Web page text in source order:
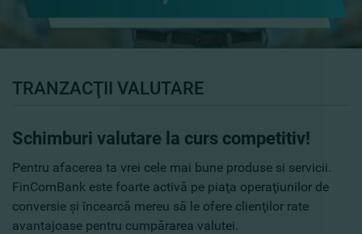
TRANZACŢII VALUTARE
Schimburi valutare la curs competitiv!
Pentru afacerea ta vrei cele mai bune produse si servicii.
FinComBank este foarte activă pe piaţa operaţiunilor de
conversie şi încearcă mereu să le ofere clienţilor rate
avantajoase pentru cumpărarea valutei.